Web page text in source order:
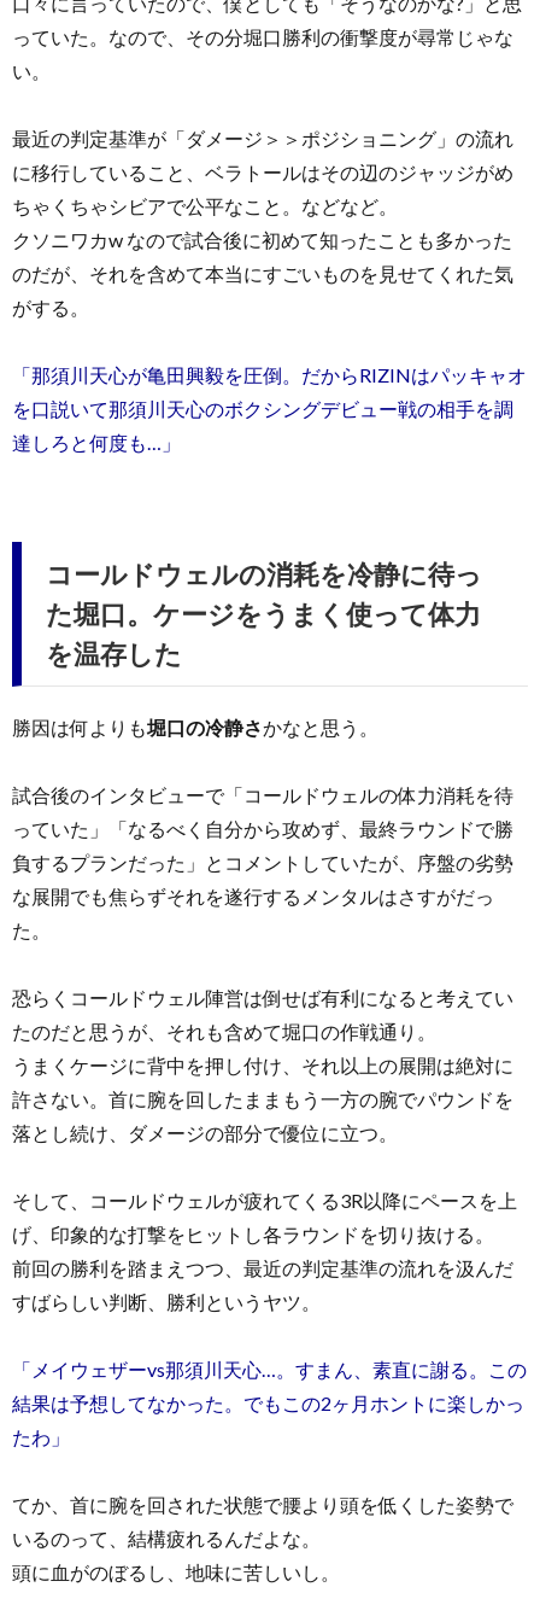
っていた。なので、その分堀口勝利の衝撃度が尋常じゃな
い。
最近の判定基準が「ダメージ＞＞ポジショニング」の流れ
に移行していること、ベラトールはその辺のジャッジがめ
ちゃくちゃシビアで公平なこと。などなど。
クソニワカw なので試合後に初めて知ったことも多かった
のだが、それを含めて本当にすごいものを見せてくれた気
がする。
「那須川天心が亀田興毅を圧倒。だからRIZINはパッキャオ
を口説いて那須川天心のボクシングデビュー戦の相手を調
達しろと何度も…」
コールドウェルの消耗を冷静に待っ
た堀口。ケージをうまく使って体力
を温存した
勝因は何よりも堀口の冷静さかなと思う。
試合後のインタビューで「コールドウェルの体力消耗を待
っていた」「なるべく自分から攻めず、最終ラウンドで勝
負するプランだった」とコメントしていたが、序盤の劣勢
な展開でも焦らずそれを遂行するメンタルはさすがだっ
た。
恐らくコールドウェル陣営は倒せば有利になると考えてい
たのだと思うが、それも含めて堀口の作戦通り。
うまくケージに背中を押し付け、それ以上の展開は絶対に
許さない。首に腕を回したままもう一方の腕でパウンドを
落とし続け、ダメージの部分で優位に立つ。
そして、コールドウェルが疲れてくる3R以降にペースを上
げ、印象的な打撃をヒットし各ラウンドを切り抜ける。
前回の勝利を踏まえつつ、最近の判定基準の流れを汲んだ
すばらしい判断、勝利というヤツ。
「メイウェザーvs那須川天心…。すまん、素直に謝る。この
結果は予想してなかった。でもこの2ヶ月ホントに楽しかっ
たわ」
てか、首に腕を回された状態で腰より頭を低くした姿勢で
いるのって、結構疲れるんだよな。
頭に血がのぼるし、地味に苦しいし。